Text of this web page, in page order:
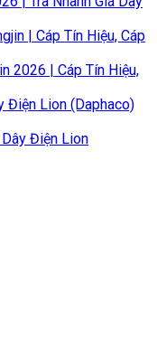
2026 | Cáp Tín Hiệu,
Điện Lion